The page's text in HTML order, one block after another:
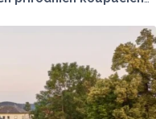
(KO
Krajskou
kraje (KHS)
se sídlem v Ostravě,
Olomouci.